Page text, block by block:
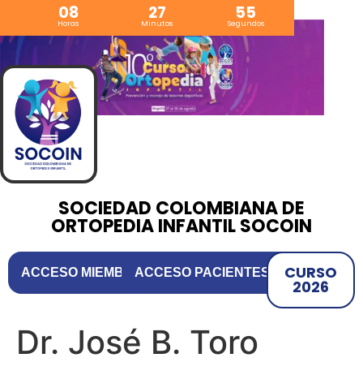
08
Horas 27
Minutos 55
Segundos
SOCIEDAD COLOMBIANA DE
ORTOPEDIA INFANTIL SOCOIN
ACCESO MIEMBROS ⌄
Miembros
ACCESO PACIENTES ⌄
CURSO
2026
Dr. José B. Toro